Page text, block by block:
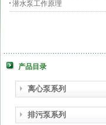
潜水泵工作原理
产品目录
离心泵系列
排污泵系列